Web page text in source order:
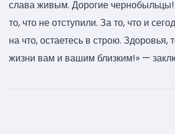
слава живым. Дорогие
то, что не отступили. За то, что и
на что, остаетесь в строю. Здоровья,
жизни вам и вашим близким!» —